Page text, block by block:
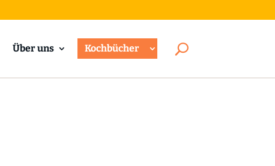
Über uns Kochbücher